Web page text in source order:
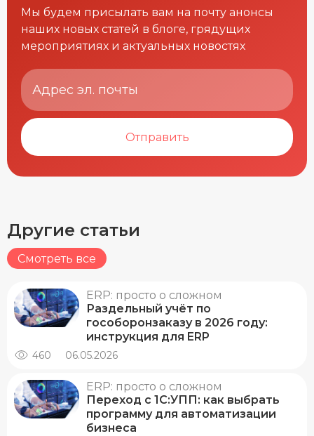
Мы будем присылать вам на почту анонсы
наших новых статей в блоге, грядущих
мероприятиях и актуальных новостях
Отправить
Другие статьи
Смотреть все
ERP: просто о сложном
Раздельный учёт по
гособоронзаказу в 2026 году:
инструкция для ERP
460 06.05.2026
ERP: просто о сложном
Переход с 1С:УПП: как выбрать
программу для автоматизации
бизнеса